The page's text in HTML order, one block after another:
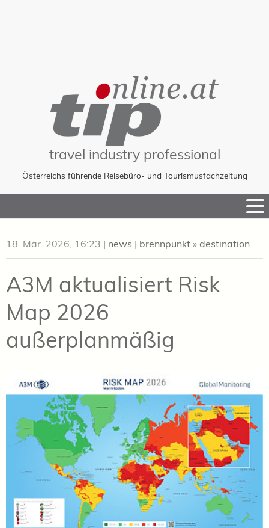
travel industry professional
Österreichs führende Reisebüro- und Tourismusfachzeitung
to
18. Mär. 2026, 16:23 | news | brennpunkt » destination
A3M aktualisiert Risk
Map 2026
außerplanmäßig